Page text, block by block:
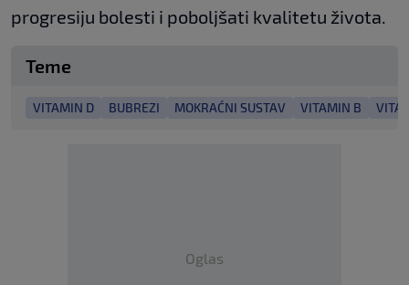
progresiju bolesti i poboljšati kvalitetu života.
Teme
VITAMIN D BUBREZI MOKRAĆNI SUSTAV VITAMIN B
Oglas